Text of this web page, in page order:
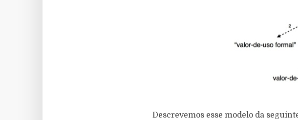
Descrevemos esse modelo da